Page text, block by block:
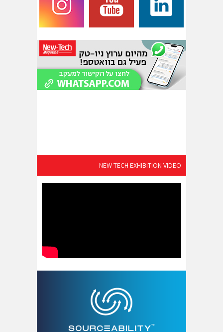
NEW-TECH EXHIBITION VIDEO